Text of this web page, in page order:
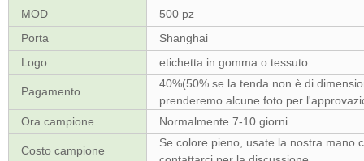
MOD
500 pz
Porta
Shanghai
Logo
etichetta in gomma o tessuto
Pagamento
40%(50% se la tenda non è di
prenderemo alcune foto per
Ora campione
Normalmente 7-10 giorni
Costo campione
Se colore pieno, usate la nostra mano